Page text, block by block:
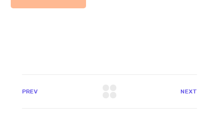
PREV NEXT